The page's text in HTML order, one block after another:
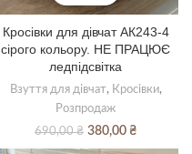
Кросівки для дівчат АК243-4
сірого кольору. НЕ ПРАЦЮЄ
ледпідсвітка
Взуття для дівчат, Кросівки,
Розпродаж
690,00₴ Оригінальна
ціна:
380,00 ₴Поточна
ціна: